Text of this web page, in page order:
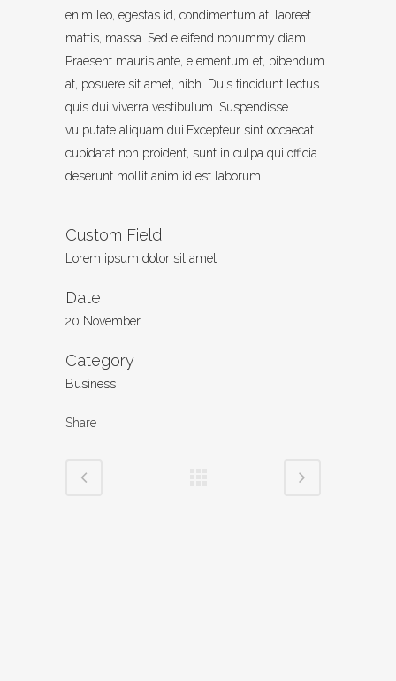
enim leo, egestas id, condimentum at, laoreet
mattis, massa. Sed eleifend nonummy diam.
Praesent mauris ante, elementum et, bibendum
at, posuere sit amet, nibh. Duis tincidunt lectus
quis dui viverra vestibulum. Suspendisse
vulputate aliquam dui.Excepteur sint occaecat
cupidatat non proident, sunt in culpa qui officia
deserunt mollit anim id est laborum
Custom Field
Lorem ipsum dolor sit amet
Date
20 November
Category
Business
Share